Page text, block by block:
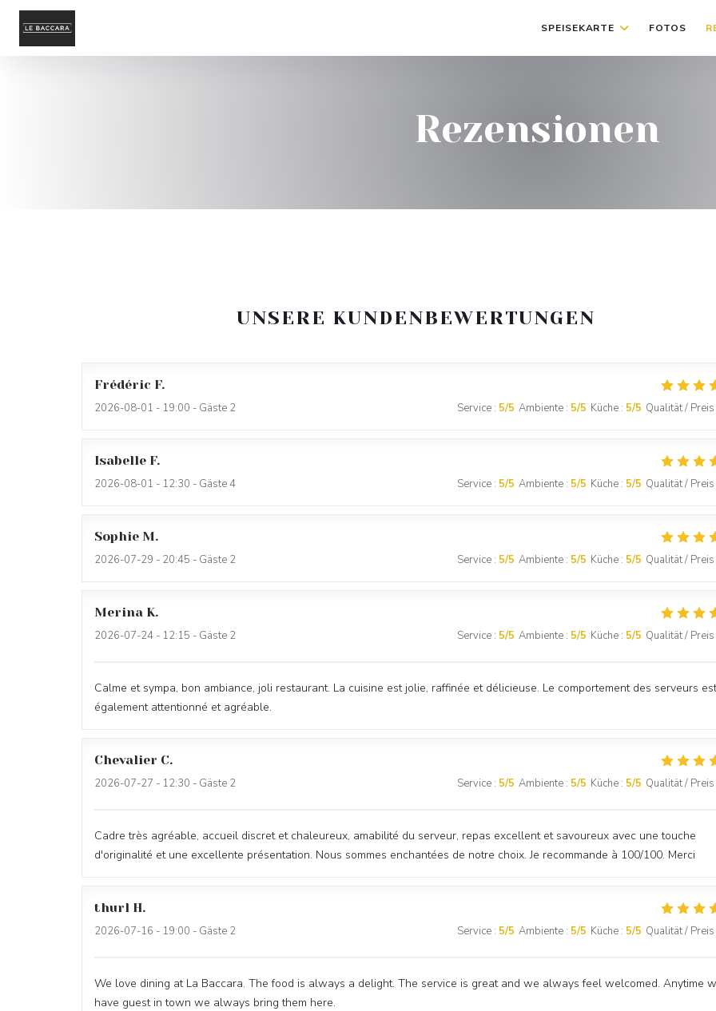
SPEISEKARTE FOTOS
Rezensionen
UNSERE KUNDENBEWERTUNGEN
Frédéric F
2026-08-01 - 19:00 - Gäste 2 Service : 5/5 Ambiente : 5/5 Küche : 5/5 Qualität / Preis
Isabelle F
2026-08-01 - 12:30 - Gäste 4 Service : 5/5 Ambiente : 5/5 Küche : 5/5 Qualität / Preis
Sophie M
2026-07-29 - 20:45 - Gäste 2 Service : 5/5 Ambiente : 5/5 Küche : 5/5 Qualität / Preis
Merina K
2026-07-24 - 12:15 - Gäste 2 Service : 5/5 Ambiente : 5/5 Küche : 5/5 Qualität / Preis
Calme et sympa, bon ambiance, joli restaurant. La cuisine est jolie, raffinée et délicieuse. Le comportement des serveurs est
également attentionné et agréable.
Chevalier C
2026-07-27 - 12:30 - Gäste 2 Service : 5/5 Ambiente : 5/5 Küche : 5/5 Qualität / Preis
Cadre très agréable, accueil discret et chaleureux, amabilité du serveur, repas excellent et savoureux avec une touche
d'originalité et une excellente présentation. Nous sommes enchantées de notre choix. Je recommande à 100/100. Merci
thurl H
2026-07-16 - 19:00 - Gäste 2 Service : 5/5 Ambiente : 5/5 Küche : 5/5 Qualität / Preis
We love dining at La Baccara. The food is always a delight. The service is great and we always feel welcomed. Anytime
have guest in town we always bring them here.